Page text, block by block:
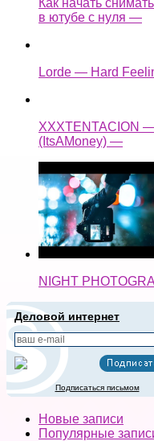
Как начать
в ютубе с нуля —
Lorde — Hard
XXXTENTACION
(ItsAMoney) —
NIGHT
Деловой интернет
Подписаться письмом
Новые записи
Популярные